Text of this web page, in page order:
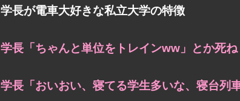
学長が電車大好きな私立大学の特徴
学長「ちゃんと単位をトレインww」とか死
学長「おいおい、寝てる学生多いな、寝台